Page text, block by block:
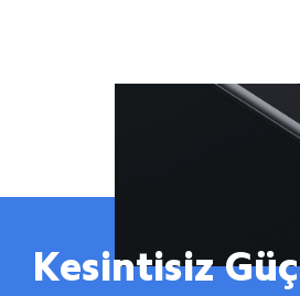
Kesintisiz Güç